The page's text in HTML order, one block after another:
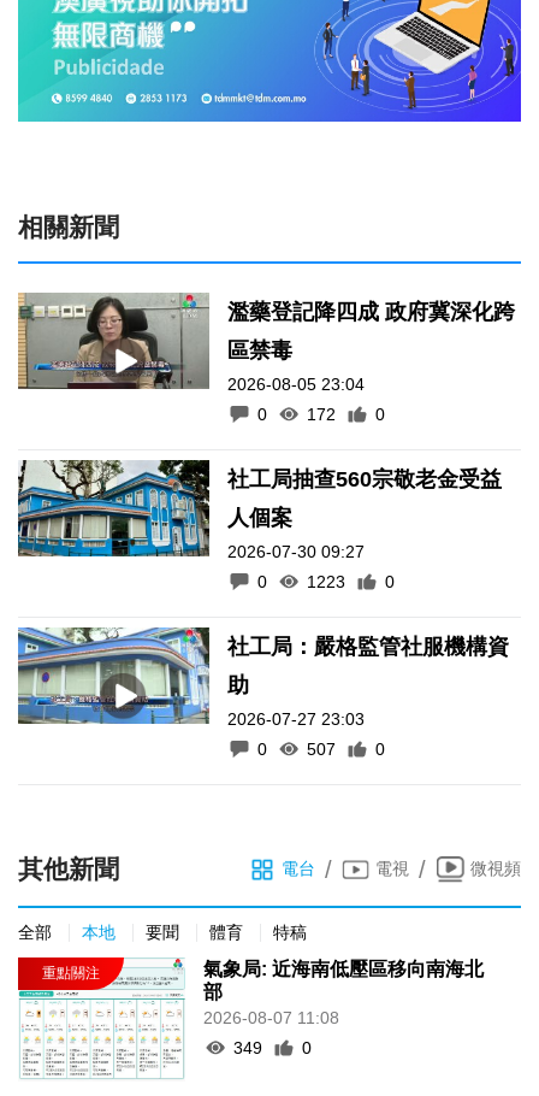
相關新聞
濫藥登記降四成 政府冀深化跨
區禁毒
2026-08-05 23:04
0
172 0
社工局抽查560宗敬老金受益
人個案
2026-07-30 09:27
0
1223 0
社工局：嚴格監管社服機構資
助
2026-07-27 23:03
0
507 0
其他新聞 電台 / 電視 / 微視頻
全部 本地 要聞 體育 特稿
氣象局: 近海南低壓區移向南海北
部
2026-08-07 11:08
349
0